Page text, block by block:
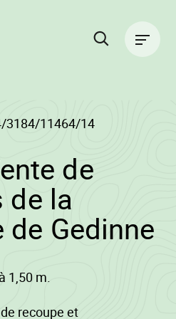
711/2024/
de
de la
Gedinne
3184/11464/14
1,50 m.
recoupe et